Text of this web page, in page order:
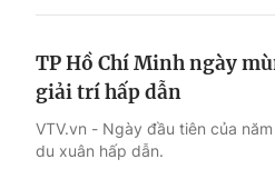
Tin tức
Thế giới đó đây
Câu chuyện quốc tế
TP Hồ Chí Minh ngày
giải trí hấp dẫn
VTV.vn - Ngày đầu tiên của
du xuân hấp dẫn.